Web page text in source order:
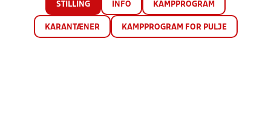
STILLING INFO KAMPPROGRAM
KARANTÆNER KAMPPROGRAM FOR PULJE